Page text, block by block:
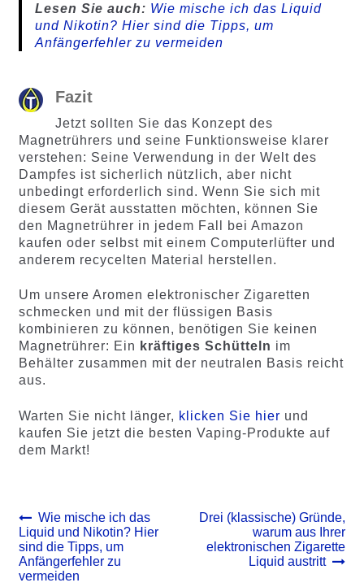
Lesen Sie auch: Wie mische ich das Liquid
und Nikotin? Hier sind die Tipps, um
Anfängerfehler zu vermeiden
Fazit
Jetzt sollten Sie das Konzept des
Magnetrührers und seine Funktionsweise klarer
verstehen: Seine Verwendung in der Welt des
Dampfes ist sicherlich nützlich, aber nicht
unbedingt erforderlich sind. Wenn Sie sich mit
diesem Gerät ausstatten möchten, können Sie
den Magnetrührer in jedem Fall bei Amazon
kaufen oder selbst mit einem Computerlüfter und
anderem recycelten Material herstellen.
Um unsere Aromen elektronischer Zigaretten
schmecken und mit der flüssigen Basis
kombinieren zu können, benötigen Sie keinen
Magnetrührer: Ein kräftiges Schütteln im
Behälter zusammen mit der neutralen Basis reicht
aus.
Warten Sie nicht länger, klicken Sie hier und
kaufen Sie jetzt die besten Vaping-Produkte auf
dem Markt!
Beitrags-
Navigation
Vorheriger
Beitrag:
Wie mische ich das
Liquid und Nikotin? Hier
sind die Tipps, um
Anfängerfehler zu
vermeiden
Nächster
Drei (klassische) Gründe,
warum aus Ihrer
elektronischen Zigarette
Liquid austritt